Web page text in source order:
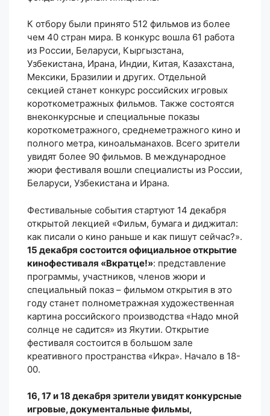
К отбору были принято 512 фильмов из более
чем 40 стран мира. В конкурс вошла 61 работа
из России, Беларуси, Кыргызстана,
Узбекистана, Ирана, Индии, Китая, Казахстана,
Мексики, Бразилии и других. Отдельной
секцией станет конкурс российских игровых
короткометражных фильмов. Также состоятся
внеконкурсные и специальные показы
короткометражного, среднеметражного кино и
полного метра, киноальманахов. Всего зрители
увидят более 90 фильмов. В международное
жюри фестиваля вошли специалисты из России,
Беларуси, Узбекистана и Ирана.
Фестивальные события стартуют 14 декабря
открытой лекцией «Фильм, бумага и диджитал:
как писали о кино раньше и как пишут сейчас?».
15 декабря состоится официальное открытие
кинофестиваля «Вкратце!»: представление
программы, участников, членов жюри и
специальный показ – фильмом открытия в это
году станет полнометражная художественная
картина российского производства «Надо мной
солнце не садится» из Якутии. Открытие
фестиваля состоится в большом зале
креативного пространства «Икра». Начало в 18-
00.
16, 17 и 18 декабря зрители увидят конкурсные
игровые, документальные фильмы,